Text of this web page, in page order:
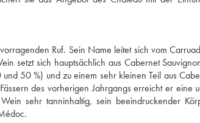
Ruf. Sein Name leitet sich vom
setzt sich hauptsächlich aus Cabernet
50 %) und zu einem sehr kleinen Teil aus
des vorherigen Jahrgangs erreicht er eine
sehr tanninhaltig, sein beeindruckender